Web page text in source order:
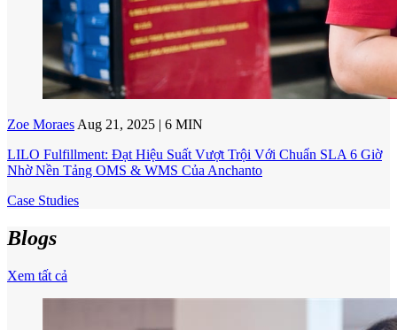
Zoe Moraes Aug 21, 2025 | 6 MIN
LILO Fulfillment: Đạt Hiệu Suất Vượt Trội Với Chuẩn SLA 6 Giờ
Nhờ Nền Tảng OMS & WMS Của Anchanto
Case Studies
Blogs
Xem tất cả